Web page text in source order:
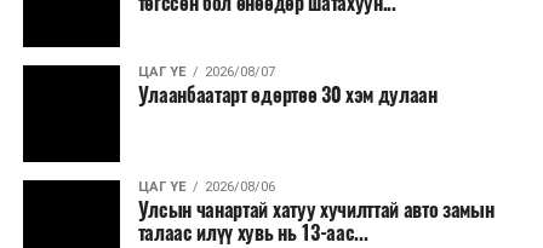
салбар бүрдээ урсгал зардлыг 20 хувиар бууруулах,
нөхөн томилгоо хийхгүй байх, аялал, амралт, зугаалга,
хамт олны урлаг, спортын арга хэмжээг зохион
байгуулахгүй байх, төрийн албанд шинэ орон тоо бий
сургалтыг цахим хэлбэрт шилжүүлэх, төрийн албан
хаагчдыг зарим өдрүүдэд цахимаар ажиллуулах арга
хэмжээг үргэлжлүүлэхийг үүрэг болголоо.
ЦАГ ҮЕ 2026/08/07
Улаанбаатарт өдөртөө 30 хэм дулаан
ЦАГ ҮЕ 2026/08/06
Улсын чанартай хатуу хучилттай авто замын
талаас илүү хувь нь 13-аас...